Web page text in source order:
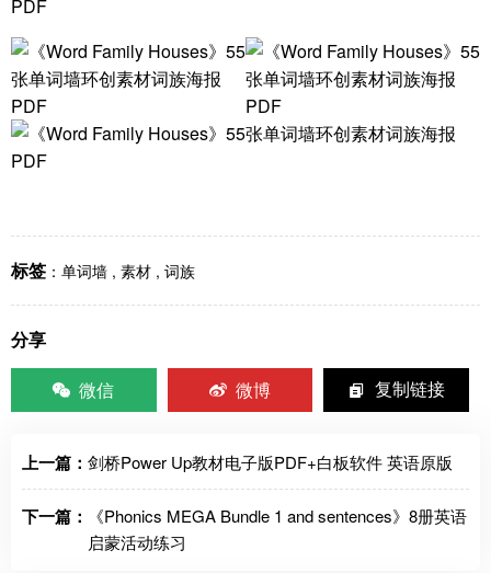
标签 ： 单词墙 , 素材 , 词族
分享
微信
微博 复制链接
上一篇： 剑桥Power Up教材电子版PDF+白板软件 英语原版
下一篇：
《Phonics MEGA Bundle 1 and sentences》8册英语
启蒙活动练习